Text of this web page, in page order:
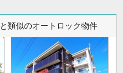
類似のオートロック物件